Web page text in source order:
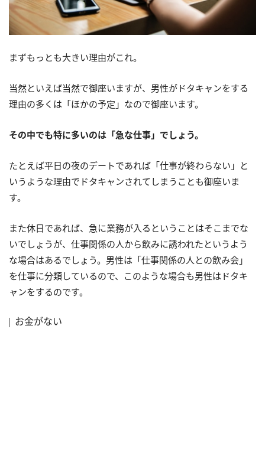
まずもっとも大きい理由がこれ。
当然といえば当然で御座いますが、男性がドタキャンをする
理由の多くは「ほかの予定」なので御座います。
その中でも特に多いのは「急な仕事」でしょう。
たとえば平日の夜のデートであれば「仕事が終わらない」と
いうような理由でドタキャンされてしまうことも御座いま
す。
また休日であれば、急に業務が入るということはそこまでな
いでしょうが、仕事関係の人から飲みに誘われたというよう
な場合はあるでしょう。男性は「仕事関係の人との飲み会」
を仕事に分類しているので、このような場合も男性はドタキ
ャンをするのです。
お金がない